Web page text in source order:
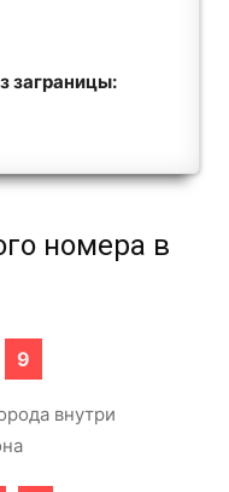
заграницы:
номера в
9
внутри